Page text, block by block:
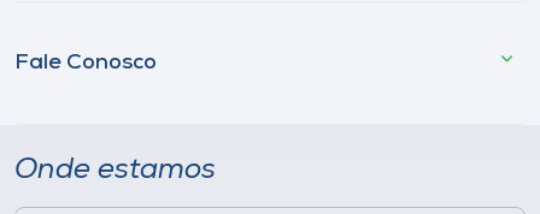
Fale Conosco
Onde estamos